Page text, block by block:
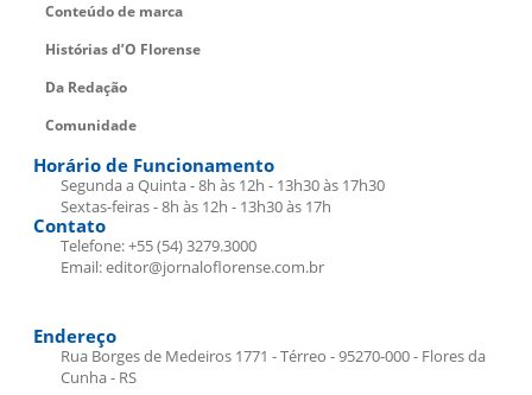
Conteúdo de marca
Histórias d’O Florense
Da Redação
Comunidade
Horário de Funcionamento
Segunda a Quinta - 8h às 12h - 13h30 às 17h30
Sextas-feiras - 8h às 12h - 13h30 às 17h
Contato
Telefone: +55 (54) 3279.3000
Email: editor@jornaloflorense.com.br
Endereço
Rua Borges de Medeiros 1771 - Térreo - 95270-000 - Flores da
Cunha - RS